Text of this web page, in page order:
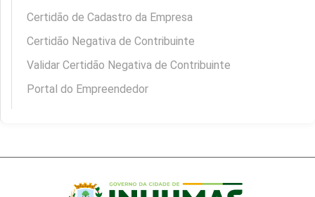
Certidão de Cadastro da Empresa
Certidão Negativa de Contribuinte
Validar Certidão Negativa de Contribuinte
Portal do Empreendedor